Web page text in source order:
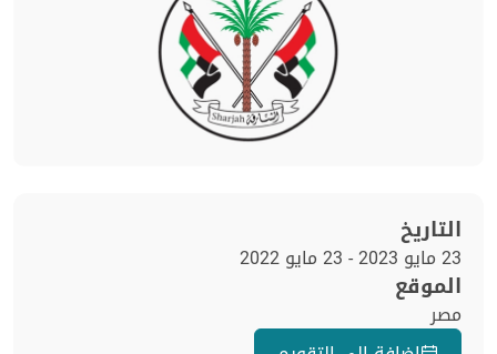
التاريخ
23 مايو 2023 - 23 مايو 2022
الموقع
مصر